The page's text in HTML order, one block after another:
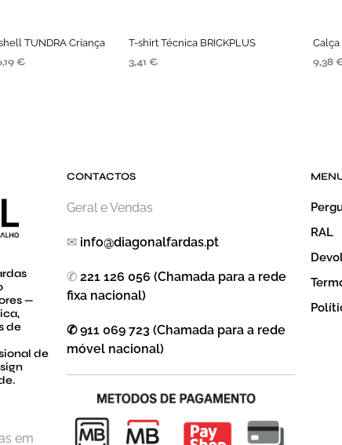
TUNDRA Criança
€
T-shirt Técnica BRICKPLUS
3,41 €
Calça
9,38
—
de
de
em
CONTACTOS
Geral e Vendas
✉ info@diagonalfardas.pt
✆ 221 126 056 (Chamada para a rede
fixa nacional)
✆ 911 069 723 (Chamada para a rede
móvel nacional)
RAL